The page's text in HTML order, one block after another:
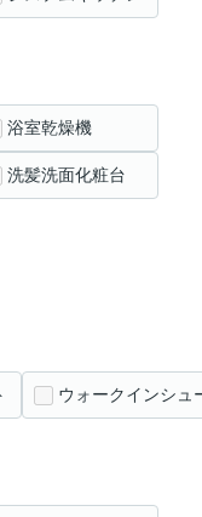
浴室乾燥機
洗髪洗面化粧台
ウォークインシュ